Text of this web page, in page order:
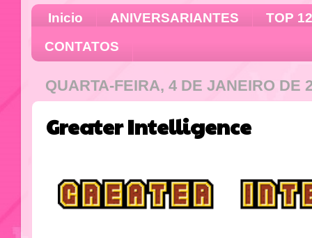
Inicio ANIVERSARIANTES
TOP 12
CONTATOS
QUARTA-FEIRA, 4 DE JANEIRO DE
Greater Intelligence